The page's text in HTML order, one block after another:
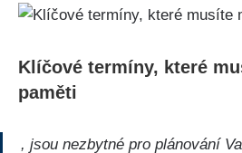
Klíčové termíny, které
paměti
, jsou nezbytné pro plánování